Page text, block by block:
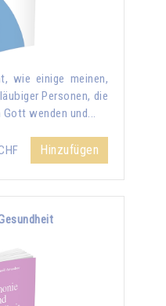
wie einige meinen,
Personen, die
wenden und...
Hinzufügen